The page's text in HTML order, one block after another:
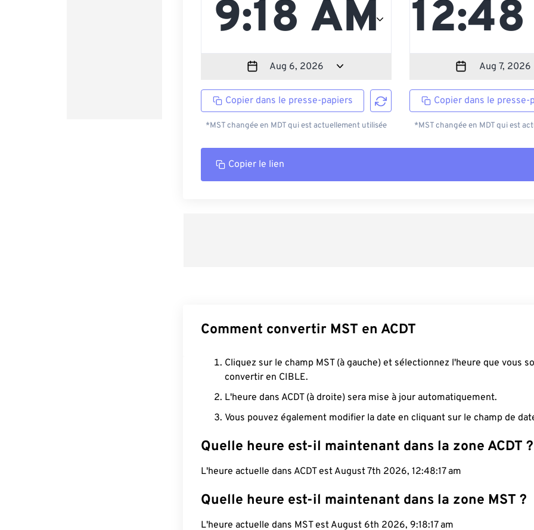
Copier dans le presse-papiers
*MST changée en MDT qui est actuellement utilisée
Copier dans le presse-
*MST changée en MDT qui est
Copier le lien
Comment convertir MST en ACDT
Cliquez sur le champ MST (à gauche) et sélectionnez l'heure que vous
convertir en CIBLE.
L'heure dans ACDT (à droite) sera mise à jour automatiquement.
Vous pouvez également modifier la date en cliquant sur le champ de
Quelle heure est-il maintenant dans la zone ACDT ?
L'heure actuelle dans ACDT est August 7th 2026, 12:48:18 am
Quelle heure est-il maintenant dans la zone MST ?
L'heure actuelle dans MST est August 6th 2026, 9:18:18 am